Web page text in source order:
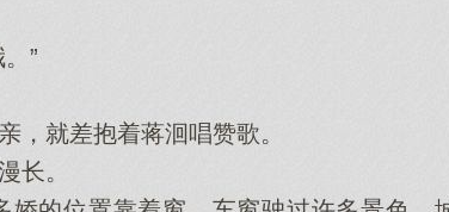
”
就差抱着蒋洄唱赞歌。
长。